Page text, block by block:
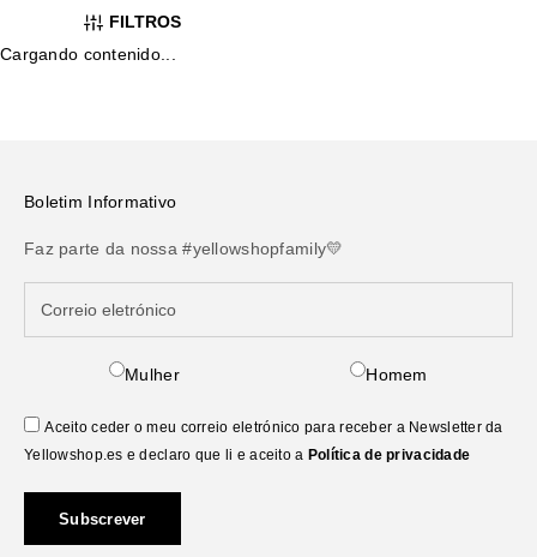
modernos que combinam elegância com um toque de
diversão. Na Yellowshop, pode descobrir a vasta gama de
FILTROS
Cargando contenido...
Boletim Informativo
Faz parte da nossa #yellowshopfamily💛
Mulher Homem
Aceito ceder o meu correio eletrónico para receber a Newsletter da
Yellowshop.es e declaro que li e aceito a Política de privacidade
Subscrever